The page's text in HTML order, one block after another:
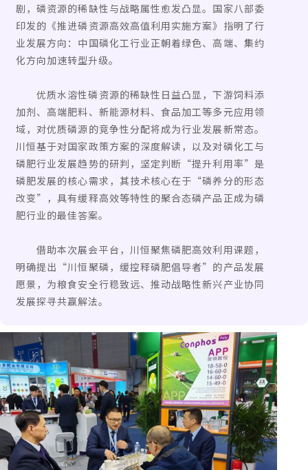
剧，磷资源的稀缺性与战略属性愈发凸显。国家八部委
印发的《推进磷资源高效高值利用实施方案》指明了行
业发展方向：中国磷化工行业正朝着绿色、高端、集约
化方向加速转型升级。
优质水溶性磷资源的稀缺性日益凸显，下游饲料添
加剂、高端肥料、新能源材料、食品加工等多元应用领
域，对优质磷源的竞争性分配将成为行业发展新常态。
川恒基于对国家政策方案的深度解读，以及对磷化工与
磷肥行业发展趋势的研判，坚定判断“提升利用率”是
磷肥发展的核心需求，其技术核心在于“磷养分的形态
改变”，具有缓释高效等特性的聚合态磷产品正成为磷
肥行业的最佳答案。
借助本次展会平台，川恒聚焦磷肥高效利用课题，
明确提出“川恒聚磷，缓控释磷肥倡导者”的产品发展
愿景，为粮食安全行稳致远、推动战略性新兴产业协同
发展探寻共赢解法。